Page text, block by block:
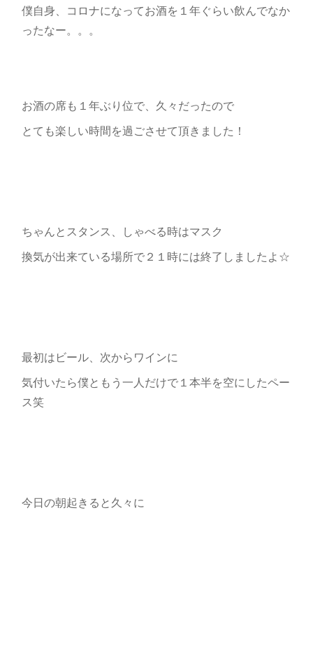
僕自身、コロナになってお酒を１年ぐらい飲んでなか
ったなー。。。
お酒の席も１年ぶり位で、久々だったので
とても楽しい時間を過ごさせて頂きました！
ちゃんとスタンス、しゃべる時はマスク
換気が出来ている場所で２１時には終了しましたよ☆
最初はビール、次からワインに
気付いたら僕ともう一人だけで１本半を空にしたペー
ス笑
今日の朝起きると久々に